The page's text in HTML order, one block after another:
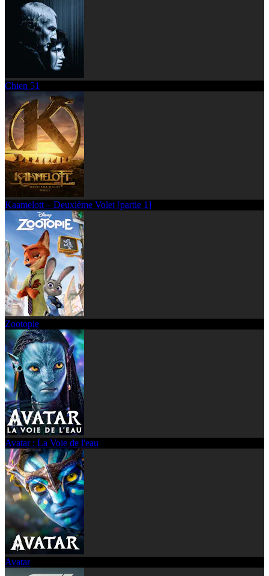
Chien 51
Kaamelott – Deuxième Volet [partie 1]
Zootopie
Avatar : La Voie de l'eau
Avatar